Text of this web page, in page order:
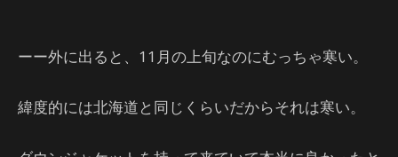
ーー外に出ると、11月の上旬なのにむっちゃ寒い。
緯度的には北海道と同じくらいだからそれは寒い。